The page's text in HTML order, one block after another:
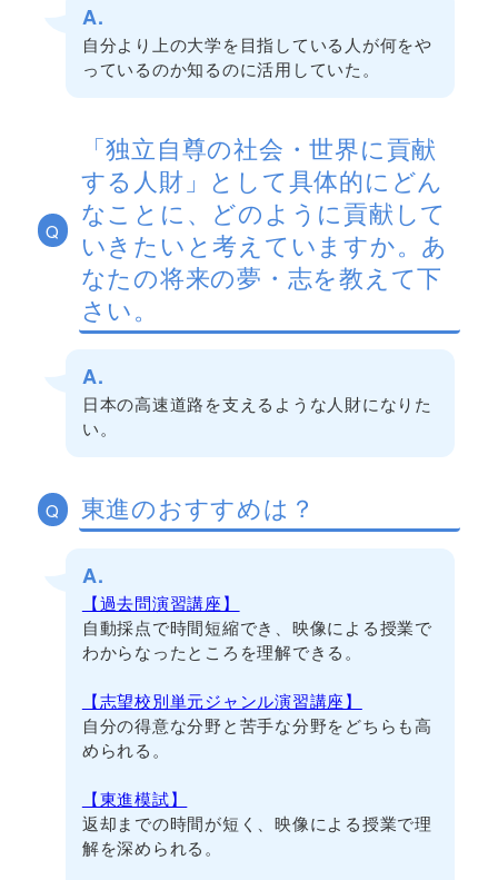
A.
自分より上の大学を目指している人が何をや
っているのか知るのに活用していた。
Q
「独立自尊の社会・世界に貢献
する人財」として具体的にどん
なことに、どのように貢献して
いきたいと考えていますか。あ
なたの将来の夢・志を教えて下
さい。
A.
日本の高速道路を支えるような人財になりた
い。
Q 東進のおすすめは？
A.
【過去問演習講座】
自動採点で時間短縮でき、映像による授業で
わからなったところを理解できる。
【志望校別単元ジャンル演習講座】
自分の得意な分野と苦手な分野をどちらも高
められる。
【東進模試】
返却までの時間が短く、映像による授業で理
解を深められる。